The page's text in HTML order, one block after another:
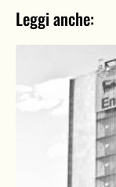
Leggi anche: